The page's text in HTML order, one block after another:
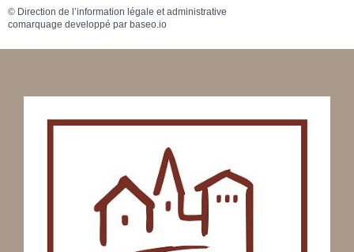
© Direction de l’information légale et administrative
comarquage developpé par baseo.io